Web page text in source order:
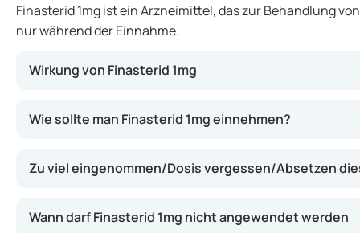
Finasterid 1mg ist ein Arzneimittel, das zur Behandlung
nur während der Einnahme.
Wirkung von Finasterid 1mg
Wie sollte man Finasterid 1mg einnehmen?
Zu viel eingenommen/Dosis vergessen/Absetzen
Wann darf Finasterid 1mg nicht angewendet werden